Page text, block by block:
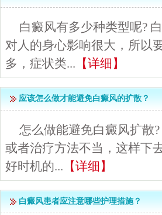
白癜风有多少种类型呢?
对人的身心影响很大，所以
多，症状类... 【详细】
应该怎么做才能避免白癜风的扩散？
怎么做能避免白癜风扩散
或者治疗方法不当，这样下
好时机的... 【详细】
白癜风患者应注意哪些护理措施？